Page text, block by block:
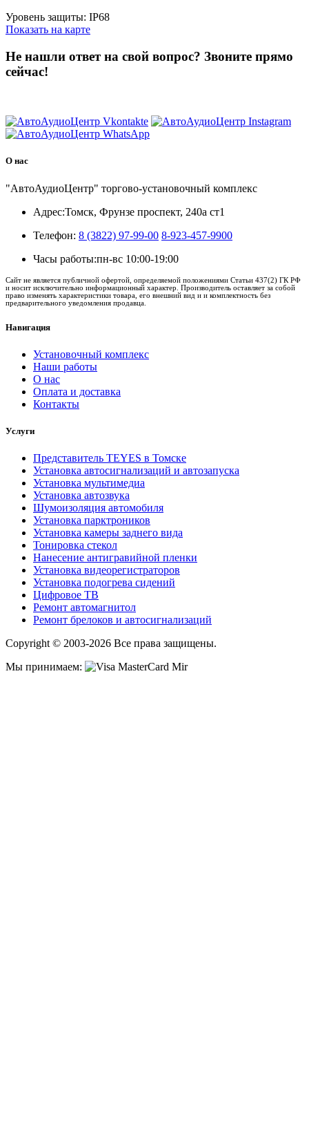
Уровень защиты: IP68
Показать на карте
Не нашли ответ на свой вопрос? Звоните прямо
сейчас!
О нас
"АвтоАудиоЦентр" торгово-установочный комплекс
Адрес:Томск, Фрунзе проспект, 240а ст1
Телефон: 8 (3822) 97-99-00 8-923-457-9900
Часы работы:пн-вс 10:00-19:00
Сайт не является публичной офертой, определяемой положениями Статьи 437(2) ГК РФ
и носит исключительно информационный характер. Производитель оставляет за собой
право изменять характеристики товара, его внешний вид и и комплектность без
предварительного уведомления продавца.
Навигация
Установочный комплекс
Наши работы
О нас
Оплата и доставка
Контакты
Услуги
Представитель TEYES в Томске
Установка автосигнализаций и автозапуска
Установка мультимедиа
Установка автозвука
Шумоизоляция автомобиля
Установка парктроников
Установка камеры заднего вида
Тонировка стекол
Нанесение антигравийной пленки
Установка видеорегистраторов
Установка подогрева сидений
Цифровое ТВ
Ремонт автомагнитол
Ремонт брелоков и автосигнализаций
Copyright © 2003-2026 Все права защищены.
Мы принимаем: